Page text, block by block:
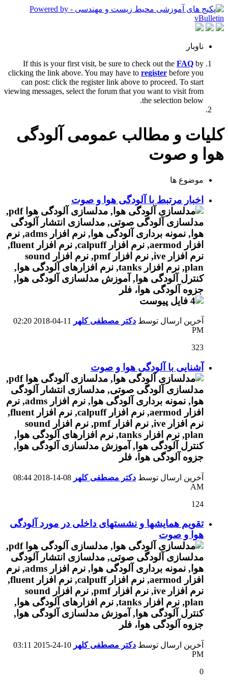
ناوبار
If this is your first visit, be sure to check out the FAQ by
clicking the link above. You may have to register before you
can post: click the register link above to proceed. To start
viewing messages, select the forum that you want to visit from
the selection below.
کلیات و مطالب عمومی آلودگی
هوا و صوت
موضوع ها
اخبار مرتبط با آلودگی هوا و صوت
آخرین ارسال توسط دکتر مصطفی کلهر
02:20
PM
323
آشنایی با آلودگی هوا و صوت
آخرین ارسال توسط دکتر مصطفی کلهر
08:44
AM
124
تقویم همایشها و نشستهای داخلی در مورد آلودگی
هوا و صوت
آخرین ارسال توسط دکتر مصطفی کلهر
03:11
PM
0